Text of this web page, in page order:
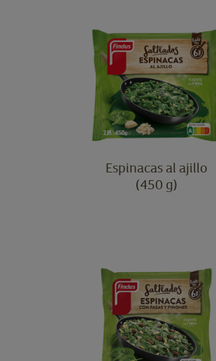
Espinacas al ajillo
(450 g)